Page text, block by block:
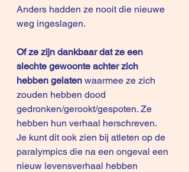
Anders hadden ze nooit die nieuwe
weg ingeslagen.
Of ze zijn dankbaar dat ze een
slechte gewoonte achter zich
hebben gelaten waarmee ze zich
zouden hebben dood
gedronken/gerookt/gespoten. Ze
hebben hun verhaal herschreven.
Je kunt dit ook zien bij atleten op de
paralympics die na een ongeval een
nieuw levensverhaal hebben